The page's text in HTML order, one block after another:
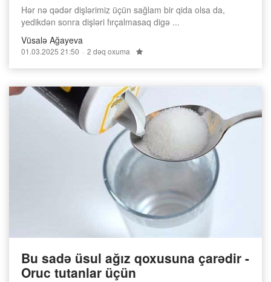
Hər nə qədər dişlərimiz üçün sağlam bir qida olsa da,
yedikdən sonra dişləri fırçalmasaq digə ...
Vüsalə Ağayeva
01.03.2025 21:50 2 dəq oxuma
Bu sadə üsul ağız qoxusuna çarədir -
Oruc tutanlar üçün